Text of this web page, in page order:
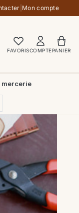
Mon compte
FAVORISCOMPTEPANIER